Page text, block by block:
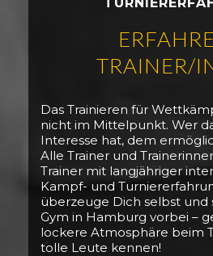
TRAINER/
Das Trainieren für
nicht im Mittelpunkt. Wer
Interesse hat, dem
Alle Trainer und
Trainer mit langjähriger
Kampf- und
überzeuge Dich selbst und
Gym in Hamburg vorbei –
lockere Atmosphäre beim
tolle Leute kennen!